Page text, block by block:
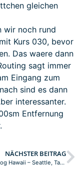
gleichen
wir noch rund
Kurs 030, bevor
Das waere dann
sagt immer
Eingang zum
sind es dann
interessanter.
Entfernung
NÄCHSTER BEITRAG
Passage-Log Hawaii – Seattle, Tag: 9